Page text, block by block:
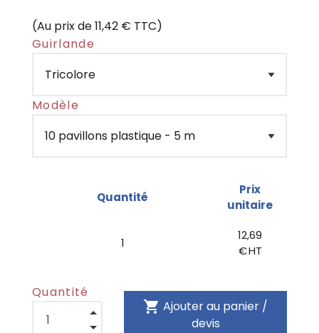
(Au prix de 11,42 € TTC)
Guirlande
Modèle
Quantité
Prix
unitaire
1
12,69
€ HT
Quantité
shopping_cart Ajouter au panier /
devis